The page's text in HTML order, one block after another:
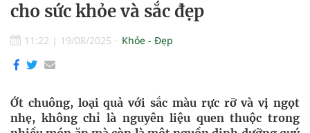
cho sức khỏe và sắc đẹp
11:22 | 19/08/2025 Khỏe - Đẹp
Ớt chuông, loại quả với sắc màu rực rỡ và vị ngọt
nhẹ, không chỉ là nguyên liệu quen thuộc trong